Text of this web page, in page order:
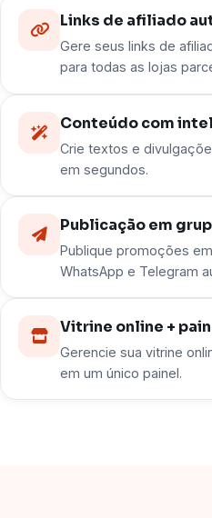
Links de afiliado
Gere seus links de
para todas as lojas
Conteúdo com
Crie textos e
em segundos.
Publicação em
Publique promoções
WhatsApp e Telegram
Vitrine online +
Gerencie sua vitrine
em um único painel.